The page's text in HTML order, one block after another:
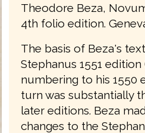
Theodore Beza,
4th folio edition.
The basis of Beza's
Stephanus 1551
numbering to his 1550
turn was substantially
later editions. Beza
changes to the